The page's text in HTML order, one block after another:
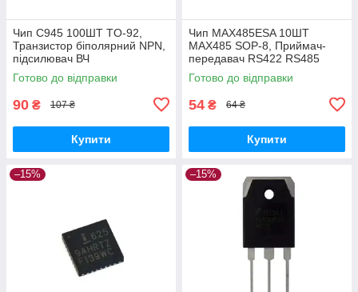
Чип C945 100ШТ TO-92,
Транзистор біполярний NPN,
підсилювач ВЧ
Готово до відправки
90 ₴ 107 ₴
Купити
Чип MAX485ESA 10ШТ
MAX485 SOP-8, Приймач-
передавач RS422 RS485
Готово до відправки
54 ₴ 64 ₴
Купити
–15% –15%